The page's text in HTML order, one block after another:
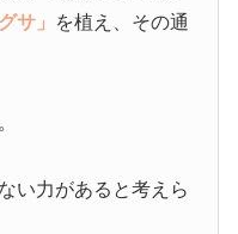
サ」 を植え、その通
い力があると考えら